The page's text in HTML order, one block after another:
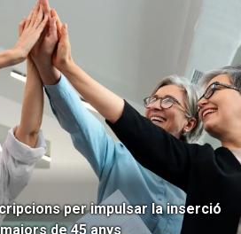
per impulsar la inserció
de 45 anys